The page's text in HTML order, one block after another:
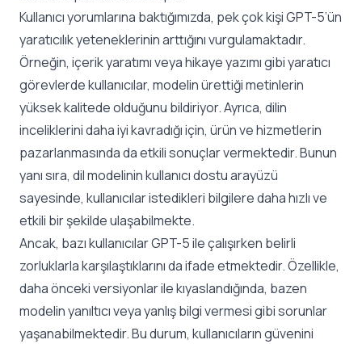
Kullanıcı yorumlarına baktığımızda, pek çok kişi GPT-5’ün
yaratıcılık yeteneklerinin arttığını vurgulamaktadır.
Örneğin, içerik yaratımı veya hikaye yazımı gibi yaratıcı
görevlerde kullanıcılar, modelin ürettiği metinlerin
yüksek kalitede olduğunu bildiriyor. Ayrıca, dilin
inceliklerini daha iyi kavradığı için, ürün ve hizmetlerin
pazarlanmasında da etkili sonuçlar vermektedir. Bunun
yanı sıra, dil modelinin kullanıcı dostu arayüzü
sayesinde, kullanıcılar istedikleri bilgilere daha hızlı ve
etkili bir şekilde ulaşabilmekte.
Ancak, bazı kullanıcılar GPT-5 ile çalışırken belirli
zorluklarla karşılaştıklarını da ifade etmektedir. Özellikle,
daha önceki versiyonlar ile kıyaslandığında, bazen
modelin yanıltıcı veya yanlış bilgi vermesi gibi sorunlar
yaşanabilmektedir. Bu durum, kullanıcıların güvenini